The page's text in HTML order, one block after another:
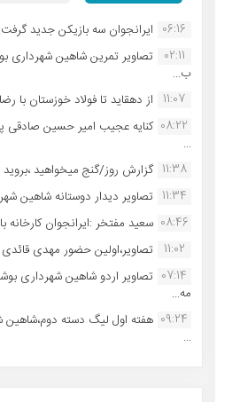
06:16 ایرانجوان سه بازیکن جدید
02:11
تصاویر تمرین شاهین شهردارى
ب...
11:07 از دهقاید تا فولاد خوزستان با
08:22 کنایه عجیب امیر حسین صادقی
...
11:38 گزارش روز/گنج میخواهید ،بروید
11:34 تصاویر دیدار دوستانه شاهین
08:46 سعید مفتخر :ایرانجوان کارخانه
11:02
تصاویر،اولین حضور مهدی قائدی
07:14 تصاویر اردو شاهین شهرداری
مه...
09:24 هفته اول لیگ دسته دوم،شاهین
...